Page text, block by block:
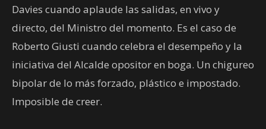
Davies cuando aplaude las salidas, en vivo y
directo, del Ministro del momento. Es el caso de
Roberto Giusti cuando celebra el desempeño y la
iniciativa del Alcalde opositor en boga. Un chigureo
bipolar de lo más forzado, plástico e impostado.
Imposible de creer.